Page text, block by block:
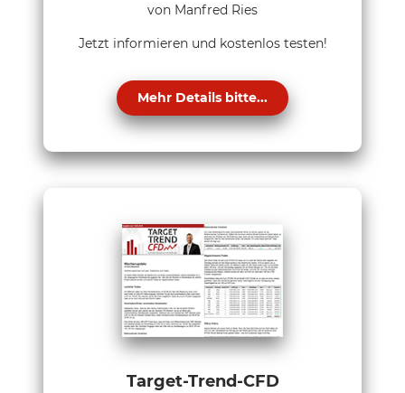
von Manfred Ries
Jetzt informieren und kostenlos testen!
Mehr Details bitte...
Target-Trend-CFD